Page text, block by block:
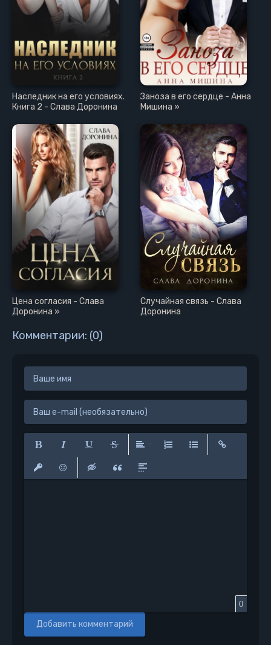
23 глава
24 глава
25 глава
26 глава
27 глава
28 глава
30 глава
31 глава
32 глава
33 глава
34 глава
35 глава
36 глава
37 глава
Наследник на его условиях.
Книга 2 - Слава Доронина
Заноза в его сердце - Анна
Мишина »
Цена согласия - Слава
Доронина »
Случайная связь - Слава
Доронина
Комментарии: (0)
Полужирный
Курсив Подчеркнутый
0
Добавить комментарий